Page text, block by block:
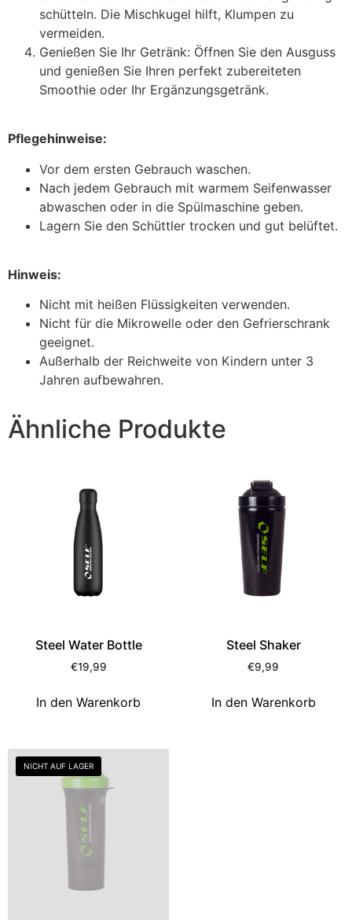
schütteln. Die Mischkugel hilft, Klumpen zu
vermeiden.
Genießen Sie Ihr Getränk: Öffnen Sie den Ausguss
und genießen Sie Ihren perfekt zubereiteten
Smoothie oder Ihr Ergänzungsgetränk.
Pflegehinweise:
Vor dem ersten Gebrauch waschen.
Nach jedem Gebrauch mit warmem Seifenwasser
abwaschen oder in die Spülmaschine geben.
Lagern Sie den Schüttler trocken und gut belüftet.
Hinweis:
Nicht mit heißen Flüssigkeiten verwenden.
Nicht für die Mikrowelle oder den Gefrierschrank
geeignet.
Außerhalb der Reichweite von Kindern unter 3
Jahren aufbewahren.
Ähnliche Produkte
Steel Water Bottle
€19,99
In den Warenkorb
Steel Shaker
€9,99
In den Warenkorb
NICHT AUF LAGER